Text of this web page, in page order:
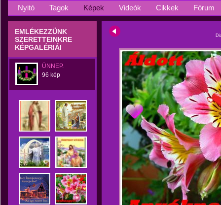
Nyitó Tagok Képek Videók Cikkek Fórum
EMLÉKEZZÜNK
SZERETTEINKRE
KÉPGALÉRIÁI
ÜNNEP.
96 kép